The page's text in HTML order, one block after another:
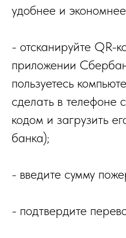
удобнее и
- отсканируйте QR-
приложении
пользуетесь
сделать в телефоне
кодом и загрузить
банка);
- введите сумму
- подтвердите